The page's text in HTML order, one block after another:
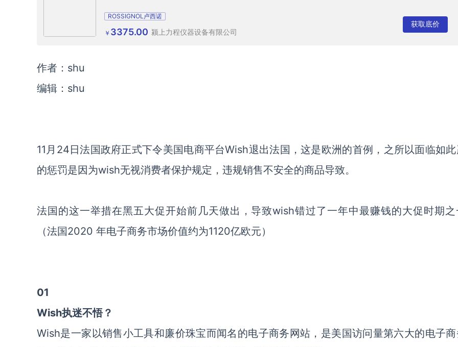
ROSSIGNOL卢西诺
￥ 3375.00 颍上力程仪器设备有限公司
获取底价
作者：shu
编辑：shu
11月24日法国政府正式下令美国电商平台Wish退出法国，这是欧洲的首例，之所以面临如
的惩罚是因为wish无视消费者保护规定，违规销售不安全的商品导致。
法国的这一举措在黑五大促开始前几天做出，导致wish错过了一年中最赚钱的大促时期之
（法国2020 年电子商务市场价值约为1120亿欧元）
01
Wish执迷不悟？
Wish是一家以销售小工具和廉价珠宝而闻名的电子商务网站，是美国访问量第六大的电子商